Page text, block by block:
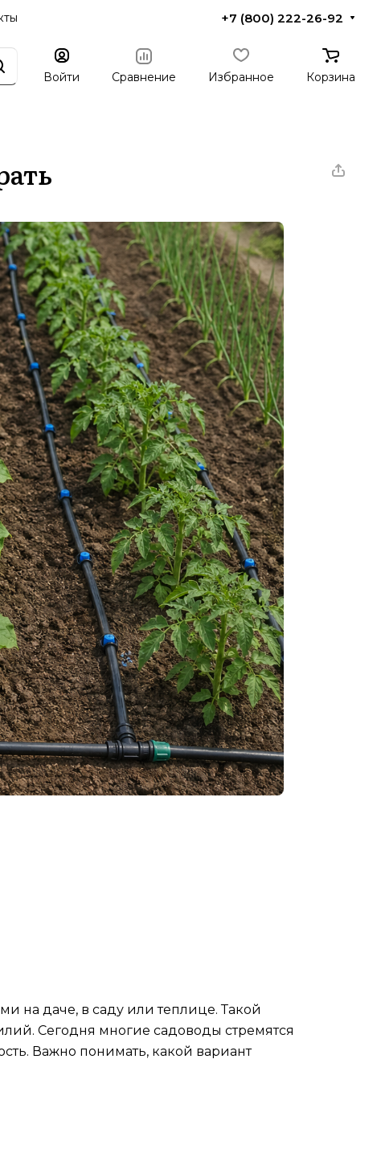
+7 (800) 222-26-92
Войти Сравнение Избранное Корзина
на даче, в саду или теплице. Такой
Сегодня многие садоводы стремятся
Важно понимать, какой вариант